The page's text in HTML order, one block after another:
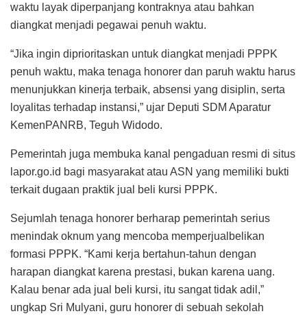
waktu layak diperpanjang kontraknya atau bahkan
diangkat menjadi pegawai penuh waktu.
“Jika ingin diprioritaskan untuk diangkat menjadi PPPK
penuh waktu, maka tenaga honorer dan paruh waktu harus
menunjukkan kinerja terbaik, absensi yang disiplin, serta
loyalitas terhadap instansi,” ujar Deputi SDM Aparatur
KemenPANRB, Teguh Widodo.
Pemerintah juga membuka kanal pengaduan resmi di situs
lapor.go.id bagi masyarakat atau ASN yang memiliki bukti
terkait dugaan praktik jual beli kursi PPPK.
Sejumlah tenaga honorer berharap pemerintah serius
menindak oknum yang mencoba memperjualbelikan
formasi PPPK. “Kami kerja bertahun-tahun dengan
harapan diangkat karena prestasi, bukan karena uang.
Kalau benar ada jual beli kursi, itu sangat tidak adil,”
ungkap Sri Mulyani, guru honorer di sebuah sekolah